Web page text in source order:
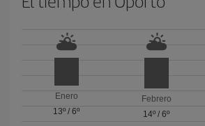
Enero
13º /6º
Febrero
14º / 6º